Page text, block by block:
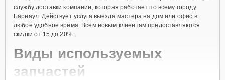
службу доставки компании, которая работает по всему городу
Барнаул. Действует услуга выезда мастера на дом или офис в
любое удобное время. Всем новым клиентам предоставляются
скидки от 15 до 20%.
Виды используемых
запчастей